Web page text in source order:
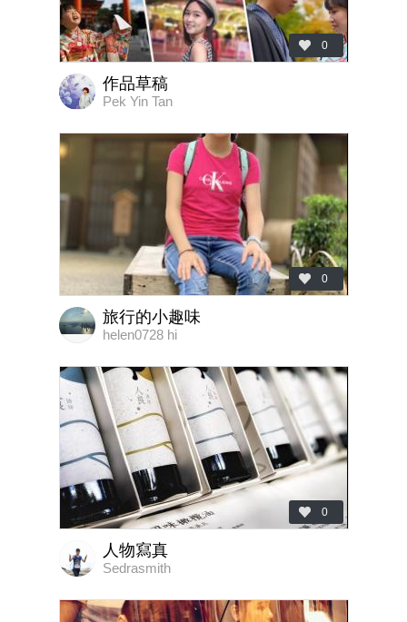
0
作品草稿
Pek Yin Tan
0
旅行的小趣味
helen0728 hi
0
人物寫真
Sedrasmith